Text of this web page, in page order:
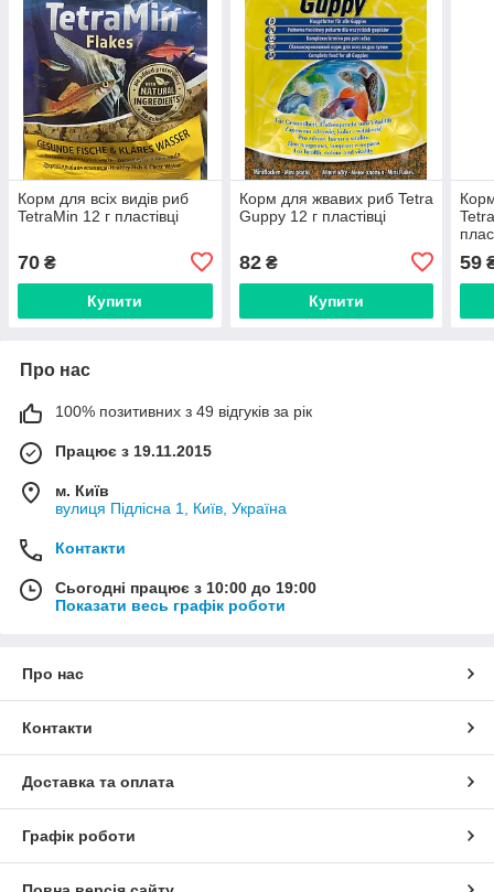
Корм для всіх видів риб
TetraMin 12 г пластівці
70 ₴
Купити
Корм для жвавих риб Tetra
Guppy 12 г пластівці
82₴
Купити
59
Про нас
100% позитивних з 49 відгуків за рік
Працює з 19.11.2015
м. Київ
вулиця Підлісна 1, Київ, Україна
Контакти
Сьогодні працює з 10:00 до 19:00
Показати весь графік роботи
Про нас
Контакти
Доставка та оплата
Графік роботи